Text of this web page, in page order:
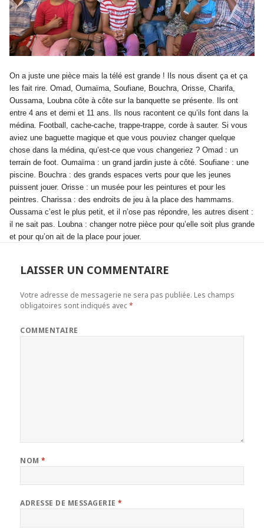
On a juste une pièce mais la télé est grande ! Ils nous disent ça et ça
les fait rire. Omad, Oumaïma, Soufiane, Bouchra, Orisse, Charifa,
Oussama, Loubna côte à côte sur la banquette se présente. Ils ont
entre 4 ans et demi et 11 ans. Ils nous racontent ce qu’ils font dans la
médina. Football, cache-cache, trappe-trappe, corde à sauter. Si vous
aviez une baguette magique et que vous pouviez changer quelque
chose dans la médina, qu’est-ce que vous changeriez ? Omad : un
terrain de foot. Oumaïma : un grand jardin juste à côté. Soufiane : une
piscine. Bouchra : des grands espaces verts pour que les jeunes
puissent jouer. Orisse : un musée pour les peintures et pour les
peintres. Charissa : des endroits de jeu à la place des hammams.
Oussama c’est le plus petit, et il n’ose pas répondre, les autres disent :
il ne sait pas. Loubna : changer notre pièce pour qu’elle soit plus grande
et pour qu’on ait de la place pour jouer.
LAISSER UN COMMENTAIRE
Votre adresse de messagerie ne sera pas publiée. Les champs
obligatoires sont indiqués avec*
COMMENTAIRE
NOM*
ADRESSE DE MESSAGERIE*